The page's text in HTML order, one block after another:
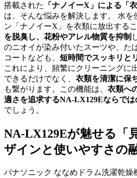
搭載された
「ナノイーX」による「
は、そんな悩みを解決します。 水を
ン「ナノイーX」を衣類に放出するこ
を脱臭し、花粉やアレル物質を抑制
のニオイが染み付いたスーツや、た
コートなども、 短時間でスッキリと
これにより、頻繁にクリーニングに
できるだけでなく、 衣類を清潔に保
も繋がります。この機能は、 衣類へ
適さを追求するNA-LX129Eならでは
でしょう。
NA-LX129Eが魅せる「
ザインと使いやすさの
パナソニック ななめドラム洗濯乾燥